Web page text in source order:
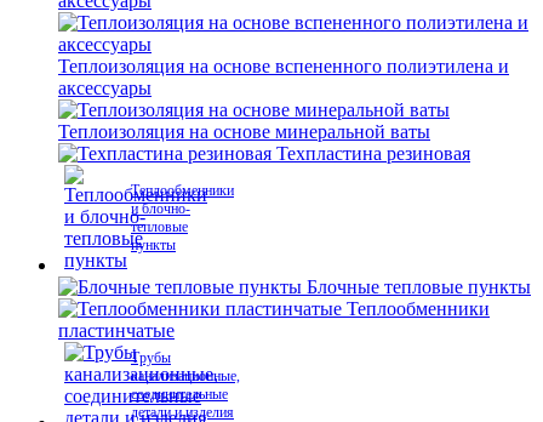
Теплоизоляция на основе вспененного полиэтилена и
аксессуары
Теплоизоляция на основе минеральной ваты
Техпластина резиновая
Теплообменники
и блочно-
тепловые
пункты
Блочные тепловые пункты
Теплообменники
пластинчатые
Трубы
канализационные,
соединительные
детали и изделия